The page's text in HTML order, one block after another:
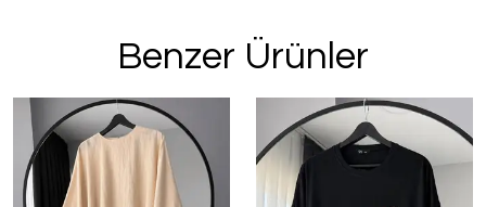
Benzer Ürünler